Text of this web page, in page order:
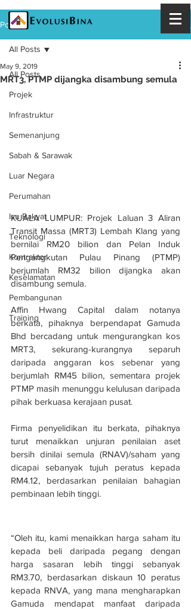
Post
All Posts
Projek
Infrastruktur
Semenanjung
Sabah & Sarawak
Luar Negara
Perumahan
Isu Rakyat
Teknologi
Kontraktor
Keselamatan
Pembangunan
Training
All Posts
MRT3, PTMP dijangka disambung semula
May 9, 2019
KUALA LUMPUR: Projek Laluan 3 Aliran
Transit Massa (MRT3) Lembah Klang yang
bernilai RM20 bilion dan Pelan Induk
Pengangkutan Pulau Pinang (PTMP)
berjumlah RM32 bilion dijangka akan
disambung semula.
Affin Hwang Capital dalam notanya
berkata, pihaknya berpendapat Gamuda
Bhd bercadang untuk mengurangkan kos
MRT3, sekurang-kurangnya separuh
daripada anggaran kos sebenar yang
berjumlah RM45 bilion, sementara projek
PTMP masih menunggu kelulusan daripada
pihak berkuasa kerajaan pusat.
Firma penyelidikan itu berkata, pihaknya
turut menaikkan unjuran penilaian aset
bersih dinilai semula (RNAV)/saham yang
dicapai sebanyak tujuh peratus kepada
RM4.12, berdasarkan penilaian bahagian
pembinaan lebih tinggi.
“Oleh itu, kami menaikkan harga saham itu
kepada beli daripada pegang dengan
harga sasaran lebih tinggi sebanyak
RM3.70, berdasarkan diskaun 10 peratus
kepada RNVA, yang mana mengharapkan
Gamuda mendapat manfaat daripada